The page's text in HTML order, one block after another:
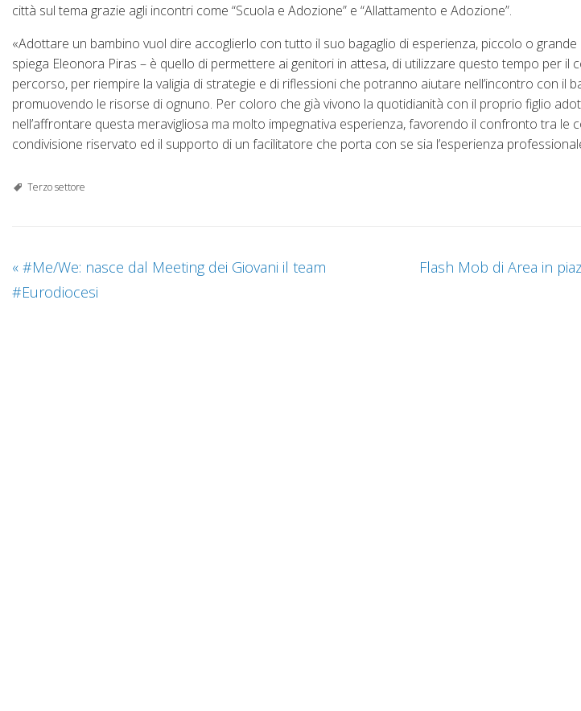
città sul tema grazie agli incontri come “Scuola e Adozione” e “Allattamento e Adozione”.
«Adottare un bambino vuol dire accoglierlo con tutto il suo bagaglio di esperienza, piccolo o grande
spiega Eleonora Piras – è quello di permettere ai genitori in attesa, di utilizzare questo tempo per
percorso, per riempire la valigia di strategie e di riflessioni che potranno aiutare nell’incontro con il
promuovendo le risorse di ognuno. Per coloro che già vivono la quotidianità con il proprio figlio
nell’affrontare questa meravigliosa ma molto impegnativa esperienza, favorendo il confronto tra le
condivisione riservato ed il supporto di un facilitatore che porta con se sia l’esperienza
Terzo settore
« #Me/We: nasce dal Meeting dei Giovani il ‪team
#‎Eurodiocesi‬
Flash Mob di Area in